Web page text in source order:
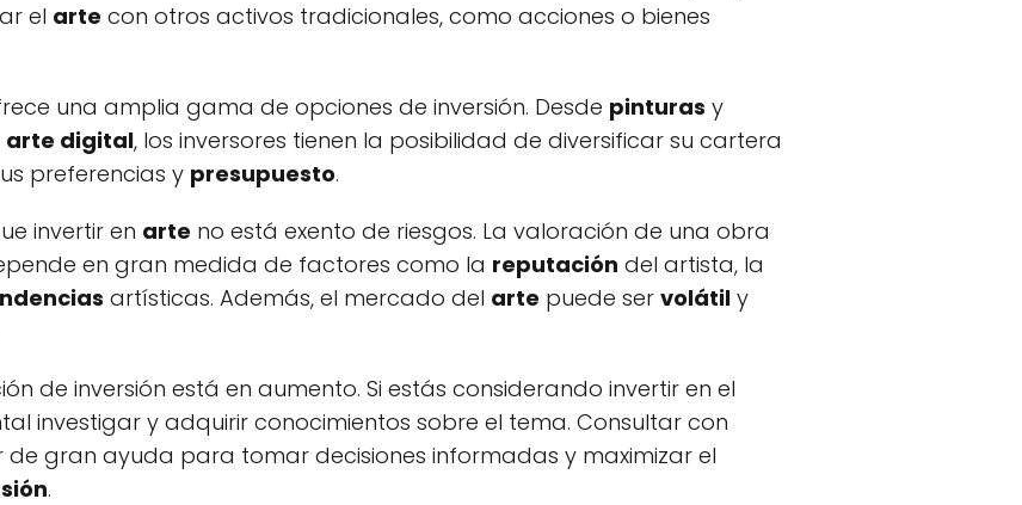
el arte con otros activos tradicionales, como acciones o bienes
una amplia gama de opciones de inversión. Desde pinturas y
arte digital, los inversores tienen la posibilidad de diversificar su cartera
preferencias y presupuesto.
invertir en arte no está exento de riesgos. La valoración de una obra
en gran medida de factores como la reputación del artista, la
artísticas. Además, el mercado del arte puede ser volátil y
de inversión está en aumento. Si estás considerando invertir en el
investigar y adquirir conocimientos sobre el tema. Consultar con
gran ayuda para tomar decisiones informadas y maximizar el
.